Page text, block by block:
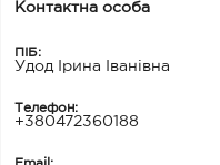
Контактна особа
ПІБ:
Удод Ірина Іванівна
Телефон:
+380472360188